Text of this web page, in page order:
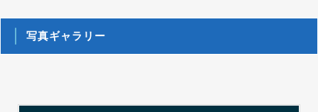
写真ギャラリー